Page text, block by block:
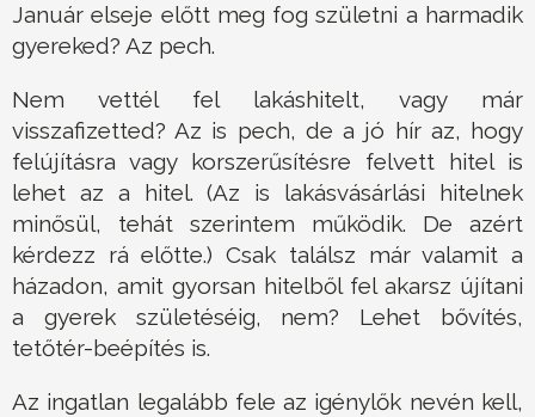
Január elseje előtt meg fog születni a harmadik
gyereked? Az pech.
Nem vettél fel lakáshitelt, vagy már
visszafizetted? Az is pech, de a jó hír az, hogy
felújításra vagy korszerűsítésre felvett hitel is
lehet az a hitel. (Az is lakásvásárlási hitelnek
minősül, tehát szerintem működik. De azért
kérdezz rá előtte.) Csak találsz már valamit a
házadon, amit gyorsan hitelből fel akarsz újítani
a gyerek születéséig, nem? Lehet bővítés,
tetőtér-beépítés is.
Az ingatlan legalább fele az igénylők nevén kell,